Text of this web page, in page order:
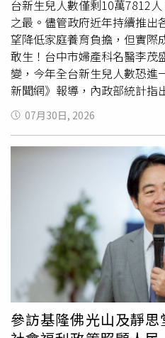
台新生兒人數僅剩10萬7812
之最。儘管政府近年持續推出
望降低家庭養育負擔，但實際
敢生！台中市婦產科名醫李茂
變，今年全台新生兒人數恐進
新聞網》報導，內政部統計指
總數僅4萬6344人，較去年同
探底。對此，李茂盛表示，從
夫妻平均約在23歲左右結婚
受孕的黃金階段。過去每逢龍
許多家庭希望生下「龍子、龍
加，甚至曾出現龍年新生兒增
提前增加產房與病床數量，以
成為台灣社會常態，過去龍年
消失。李茂盛指出，2020年
少，2024年雖然迎來龍年，
不僅沒有超越2023年虎年的
年，顯示傳統生肖因素已難以
露，自己在門診中經常聽到年
種生育補助與育兒政策，整體
07月30日, 2026
參訪基隆佛光山及靜